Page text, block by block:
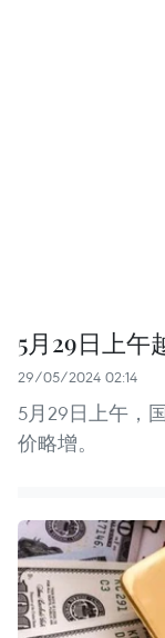
5月29日上午
29/05/2024 02:14
5月29日上午，
价略增。